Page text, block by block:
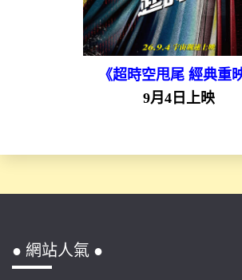
《超時空甩尾 經典重
9月4日上映
● 網站人氣 ●